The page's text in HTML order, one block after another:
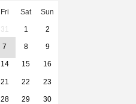
Fri Sat Sun
31 1 2
7 8 9
14 15 16
21 22 23
28 29 30